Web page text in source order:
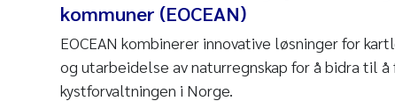
kommuner (EOCEAN)
EOCEAN kombinerer innovative løsninger for
og utarbeidelse av naturregnskap for å bidra til
kystforvaltningen i Norge.